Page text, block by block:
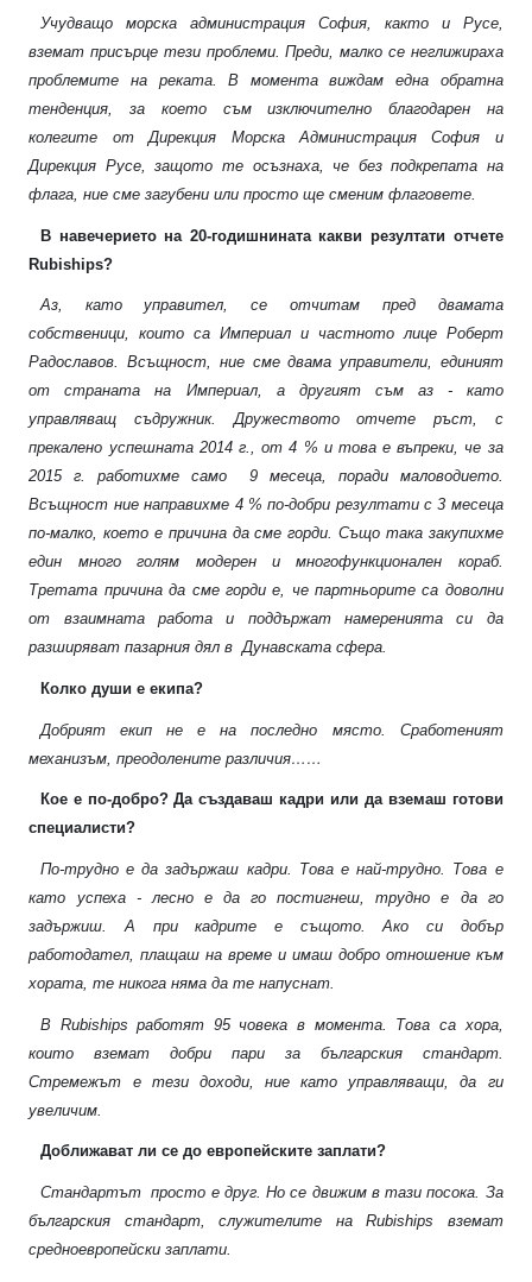
Учудващо морска администрация София, както и Русе,
вземат присърце тези проблеми. Преди, малко се неглижираха
проблемите на реката. В момента виждам една обратна
тенденция, за което съм изключително благодарен на
колегите от Дирекция Морска Администрация София и
Дирекция Русе, защото те осъзнаха, че без подкрепата на
флага, ние сме загубени или просто ще сменим флаговете.
В навечерието на 20-годишнината какви резултати отчете
Rubiships?
Аз, като управител, се отчитам пред двамата
собственици, които са Империал и частното лице Роберт
Радославов. Всъщност, ние сме двама управители, единият
от страната на Империал, а другият съм аз - като
управляващ съдружник. Дружеството отчете ръст, с
прекалено успешната 2014 г., от 4 % и това е въпреки, че за
2015 г. работихме само
9 месеца, поради маловодието.
Всъщност ние направихме 4 % по-добри резултати с 3 месеца
по-малко, което е причина да сме горди. Също така закупихме
един много голям модерен и многофункционален кораб.
Третата причина да сме горди е, че партньорите са доволни
от взаимната работа и поддържат намеренията си да
разширяват пазарния дял в Дунавската сфера.
Колко души е екипа?
Добрият екип не е на последно място. Сработеният
механизъм, преодолените различия……
Кое е по-добро? Да създаваш кадри или да вземаш готови
специалисти?
По-трудно е да задържаш кадри. Това е най-трудно. Това е
като успеха - лесно е да го постигнеш, трудно е да го
задържиш. А при кадрите е същото. Ако си добър
работодател, плащаш на време и имаш добро отношение към
хората, те никога няма да те напуснат.
В Rubiships работят 95 човека в момента. Това са хора,
които вземат добри пари за българския стандарт.
Стремежът е тези доходи, ние като управляващи, да ги
увеличим.
Доближават ли се до европейските заплати?
Стандартът просто е друг. Но се движим в тази посока. За
българския стандарт, служителите наRubiships вземат
средноевропейски заплати.